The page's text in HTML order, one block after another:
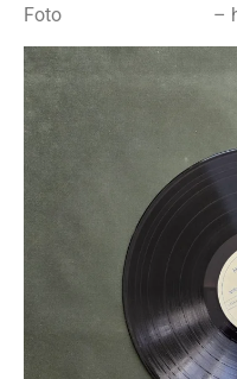
Foto – hm PL